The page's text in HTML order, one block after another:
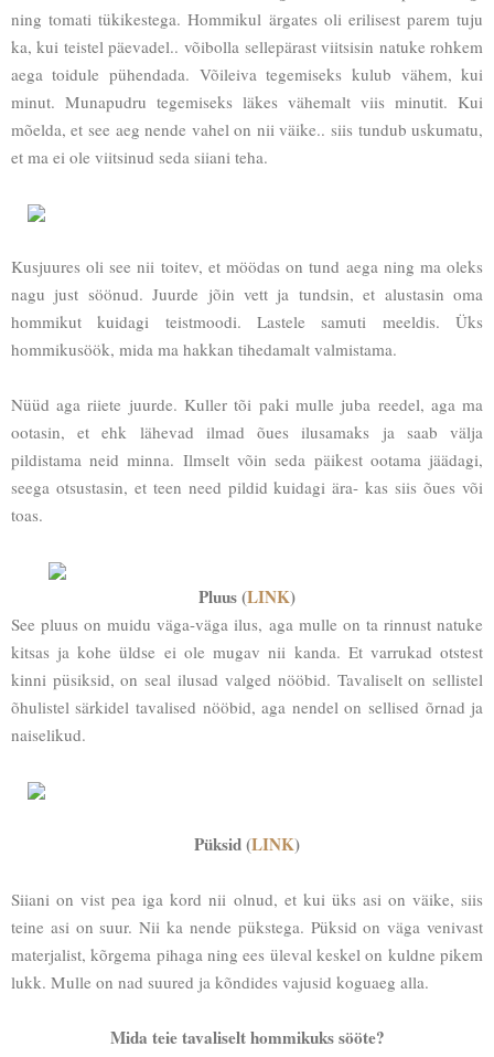
ning tomati tükikestega. Hommikul ärgates oli erilisest parem tuju
ka, kui teistel päevadel.. võibolla sellepärast viitsisin natuke rohkem
aega toidule pühendada. Võileiva tegemiseks kulub vähem, kui
minut. Munapudru tegemiseks läkes vähemalt viis minutit. Kui
mõelda, et see aeg nende vahel on nii väike.. siis tundub uskumatu,
et ma ei ole viitsinud seda siiani teha.
Kusjuures oli see nii toitev, et möödas on tund aega ning ma oleks
nagu just söönud. Juurde jõin vett ja tundsin, et alustasin oma
hommikut kuidagi teistmoodi. Lastele samuti meeldis. Üks
hommikusöök, mida ma hakkan tihedamalt valmistama.
Nüüd aga riiete juurde. Kuller tõi paki mulle juba reedel, aga ma
ootasin, et ehk lähevad ilmad õues ilusamaks ja saab välja
pildistama neid minna. Ilmselt võin seda päikest ootama jäädagi,
seega otsustasin, et teen need pildid kuidagi ära- kas siis õues või
toas.
Pluus (LINK)
See pluus on muidu väga-väga ilus, aga mulle on ta rinnust natuke
kitsas ja kohe üldse ei ole mugav nii kanda. Et varrukad otstest
kinni püsiksid, on seal ilusad valged nööbid. Tavaliselt on sellistel
õhulistel särkidel tavalised nööbid, aga nendel on sellised õrnad ja
naiselikud.
Püksid (LINK)
Siiani on vist pea iga kord nii olnud, et kui üks asi on väike, siis
teine asi on suur. Nii ka nende pükstega. Püksid on väga venivast
materjalist, kõrgema pihaga ning ees üleval keskel on kuldne pikem
lukk. Mulle on nad suured ja kõndides vajusid koguaeg alla.
Mida teie tavaliselt hommikuks sööte?